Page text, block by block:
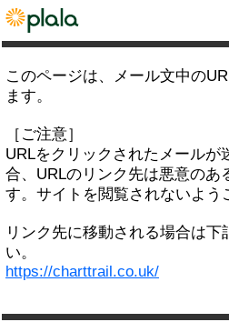
このページは、メール文中の
ます。
［ご注意］
URLをクリックされたメール
合、URLのリンク先は悪意のあ
す。サイトを閲覧されないよう
リンク先に移動される場合は
い。
https://charttrail.co.uk/